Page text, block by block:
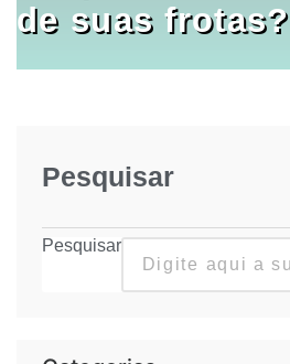
de suas frotas?
Pesquisar
Pesquisar